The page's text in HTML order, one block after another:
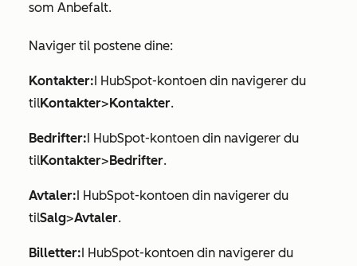
som Anbefalt.
Naviger til postene dine:
Kontakter:I HubSpot-kontoen din navigerer du
tilKontakter>Kontakter.
Bedrifter:I HubSpot-kontoen din navigerer du
tilKontakter>Bedrifter.
Avtaler:I HubSpot-kontoen din navigerer du
tilSalg>Avtaler.
Billetter:I HubSpot-kontoen din navigerer du